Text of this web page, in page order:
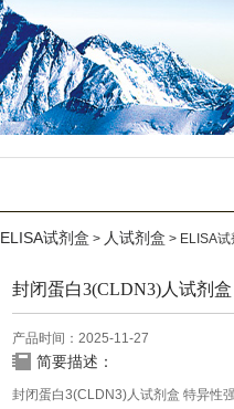
ELISA试剂盒 > 人试剂盒 > ELISA
封闭蛋白3(CLDN3)人试剂
产品时间：2025-11-27
简要描述：
封闭蛋白3(CLDN3)人试剂盒 特异性